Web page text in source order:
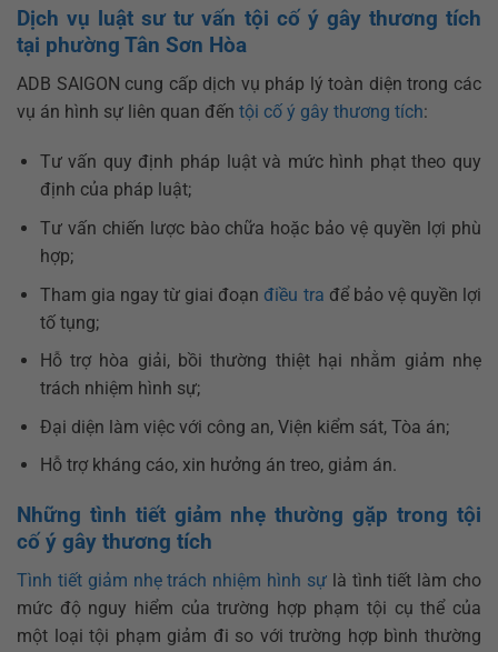
Dịch vụ luật sư tư vấn tội cố ý gây thương tích
tại phường Tân Sơn Hòa
ADB SAIGON cung cấp dịch vụ pháp lý toàn diện trong các
vụ án hình sự liên quan đến tội cố ý gây thương tích:
Tư vấn quy định pháp luật và mức hình phạt theo quy
định của pháp luật;
Tư vấn chiến lược bào chữa hoặc bảo vệ quyền lợi phù
hợp;
Tham gia ngay từ giai đoạn điều tra để bảo vệ quyền lợi
tố tụng;
Hỗ trợ hòa giải, bồi thường thiệt hại nhằm giảm nhẹ
trách nhiệm hình sự;
Đại diện làm việc với công an, Viện kiểm sát, Tòa án;
Hỗ trợ kháng cáo, xin hưởng án treo, giảm án.
Những tình tiết giảm nhẹ thường gặp trong tội
cố ý gây thương tích
Tình tiết giảm nhẹ trách nhiệm hình sựlà tình tiết làm cho
mức độ nguy hiểm của trường hợp phạm tội cụ thể của
một loại tội phạm giảm đi so với trường hợp bình thường